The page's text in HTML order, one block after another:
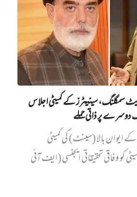
سمگلنگ، سینیٹرز کے کمیٹی اجلاس
دوسرے پر ذاتی حملے
ایوان بالا (سینٹ) کی کمیٹی
کو وفاقی تحقیقاتی ایجنسی (ایف آئی